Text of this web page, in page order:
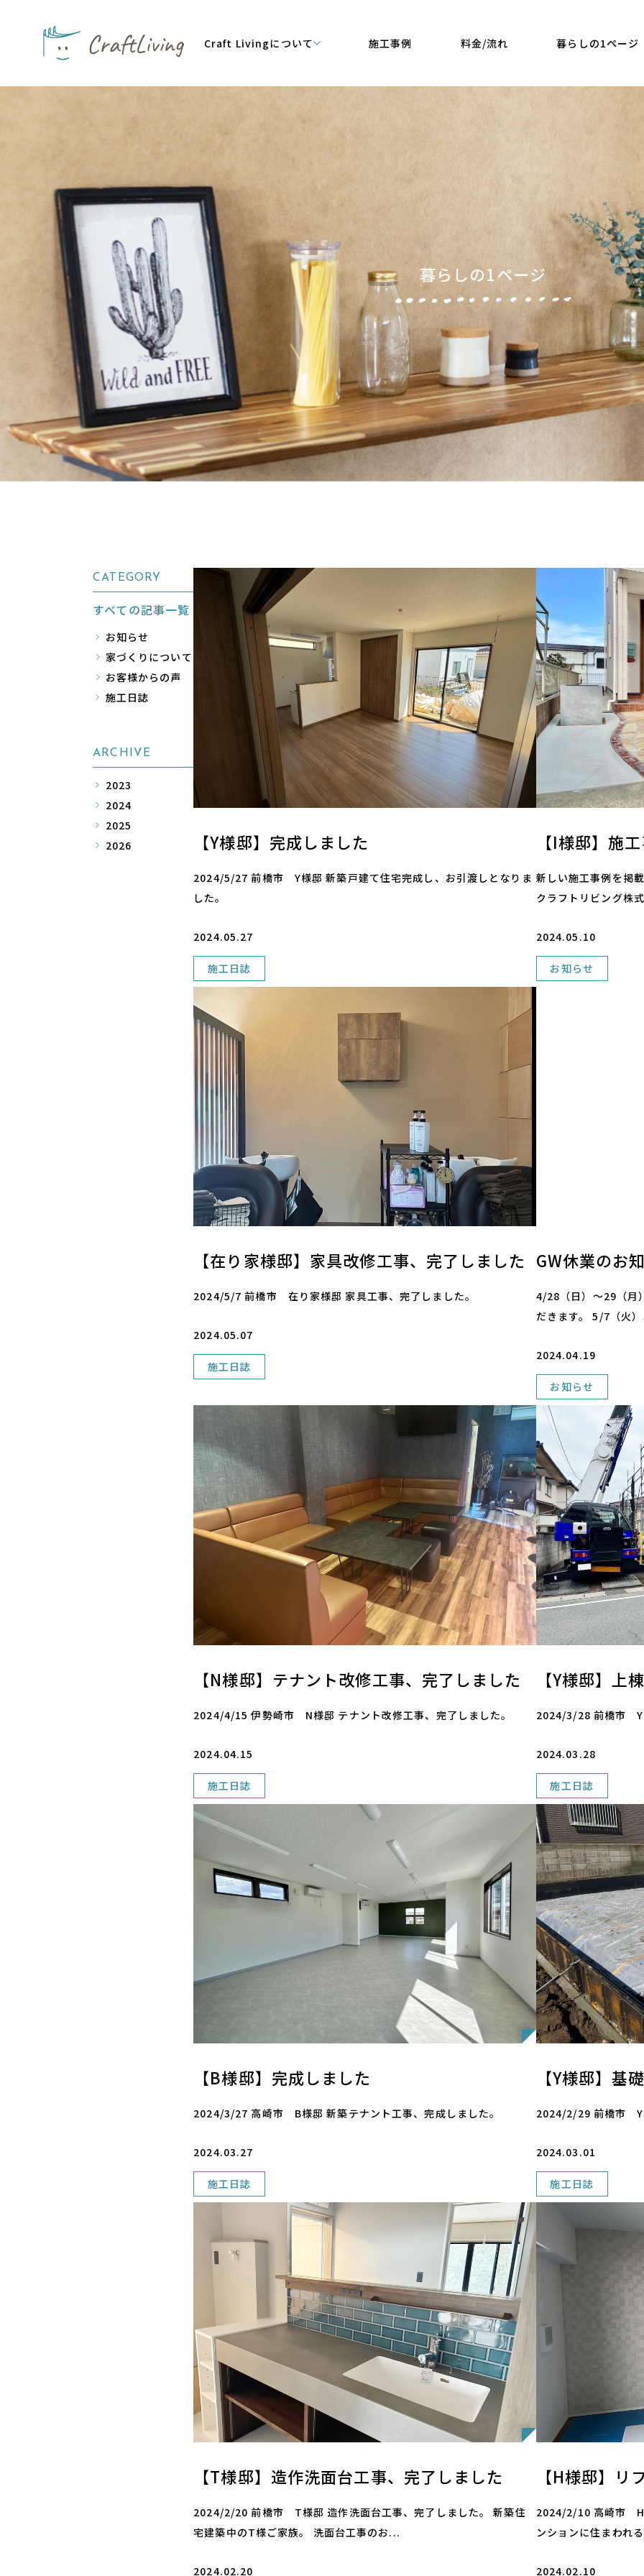
Craft Livingについて
代表メッセージ
施工事例 料金/流れ 暮らしの1ページ
暮らしの1ページ
【Y様邸】完成しました
2024/5/27 前橋市 Y様邸 新築戸建て住宅完成し、お引渡しとなりま
した。
2024.05.27
施工日誌
【I様邸】施
新しい施工事例を掲
クラフトリビング
2024.05.10
お知らせ
【在り家様邸】家具改修工事、完了しました
2024/5/7 前橋市 在り家様邸 家具工事、完了しました。
2024.05.07
施工日誌
GW休業のお
4/28（日）～29（月
だきます。 5/7（火
2024.04.19
お知らせ
【N様邸】テナント改修工事、完了しました
2024/4/15 伊勢崎市 N様邸 テナント改修工事、完了しました。
2024.04.15
施工日誌
【Y様邸】上
2024/3/28 前橋市 Y
2024.03.28
施工日誌
【B様邸】完成しました
2024/3/27 高崎市 B様邸 新築テナント工事、完成しました。
2024.03.27
施工日誌
【Y様邸】基
2024/2/29 前橋市 Y
2024.03.01
施工日誌
【T様邸】造作洗面台工事、完了しました
2024/2/20 前橋市 T様邸 造作洗面台工事、完了しました。 新築住
宅建築中のT様ご家族。 洗面台工事のお...
2024.02.20
【H様邸】
2024/2/10 高崎市 H
ンションに住まわれ
2024.02.10
CATEGORY
すべての記事一覧
お知らせ
家づくりについて
お客様からの声
施工日誌
ARCHIVE
2023
2024
2025
2026